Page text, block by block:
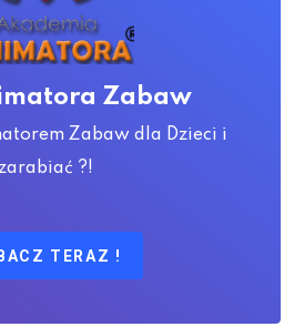
Zabaw
Zabaw dla Dzieci i
?!
TERAZ !